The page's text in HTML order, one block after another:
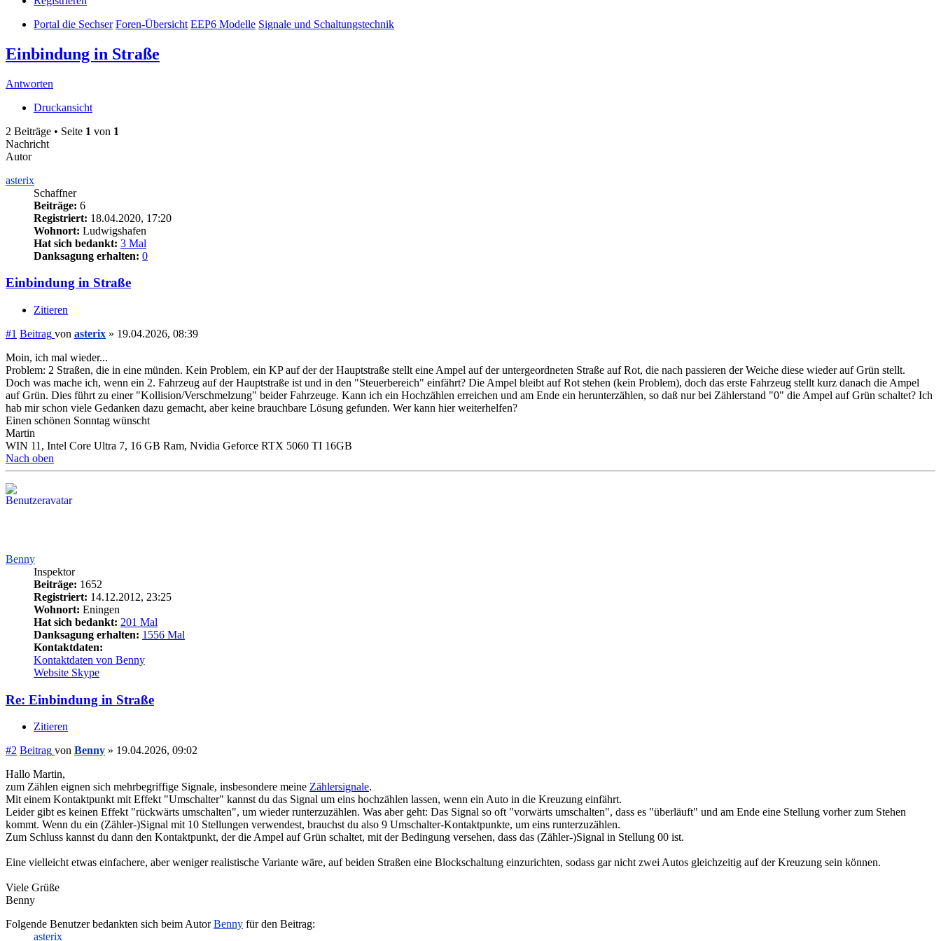
Portal die Sechser Foren-Übersicht EEP6 Modelle Signale und Schaltungstechnik
Einbindung in Straße
Antworten
Druckansicht
2 Beiträge • Seite 1 von 1
Nachricht
Autor
asterix
Schaffner
Beiträge: 6
Registriert: 18.04.2020, 17:20
Wohnort: Ludwigshafen
Hat sich bedankt: 3 Mal
Danksagung erhalten: 0
Einbindung in Straße
Zitieren
#1 Beitrag von asterix » 19.04.2026, 08:39
Moin, ich mal wieder...
Problem: 2 Straßen, die in eine münden. Kein Problem, ein KP auf der der Hauptstraße stellt eine Ampel auf der untergeordneten Straße auf Rot, die nach passieren der Weiche diese wieder auf Grün stellt.
Doch was mache ich, wenn ein 2. Fahrzeug auf der Hauptstraße ist und in den "Steuerbereich" einfährt? Die Ampel bleibt auf Rot stehen (kein Problem), doch das erste Fahrzeug stellt kurz danach die Ampel
auf Grün. Dies führt zu einer "Kollision/Verschmelzung" beider Fahrzeuge. Kann ich ein Hochzählen erreichen und am Ende ein herunterzählen, so daß nur bei Zählerstand "0" die Ampel auf Grün schaltet? Ich
hab mir schon viele Gedanken dazu gemacht, aber keine brauchbare Lösung gefunden. Wer kann hier weiterhelfen?
Einen schönen Sonntag wünscht
Martin
WIN 11, Intel Core Ultra 7, 16 GB Ram, Nvidia Geforce RTX 5060 TI 16GB
Nach oben
Benny
Inspektor
Beiträge: 1652
Registriert: 14.12.2012, 23:25
Wohnort: Eningen
Hat sich bedankt: 201 Mal
Danksagung erhalten: 1556 Mal
Kontaktdaten:
Kontaktdaten von Benny
Website Skype
Re: Einbindung in Straße
Zitieren
#2 Beitrag von Benny » 19.04.2026, 09:02
Hallo Martin,
zum Zählen eignen sich mehrbegriffige Signale, insbesondere meine Zählersignale.
Mit einem Kontaktpunkt mit Effekt "Umschalter" kannst du das Signal um eins hochzählen lassen, wenn ein Auto in die Kreuzung einfährt.
Leider gibt es keinen Effekt "rückwärts umschalten", um wieder runterzuzählen. Was aber geht: Das Signal so oft "vorwärts umschalten", dass es "überläuft" und am Ende eine Stellung vorher zum Stehen
kommt. Wenn du ein (Zähler-)Signal mit 10 Stellungen verwendest, brauchst du also 9 Umschalter-Kontaktpunkte, um eins runterzuzählen.
Zum Schluss kannst du dann den Kontaktpunkt, der die Ampel auf Grün schaltet, mit der Bedingung versehen, dass das (Zähler-)Signal in Stellung 00 ist.
Eine vielleicht etwas einfachere, aber weniger realistische Variante wäre, auf beiden Straßen eine Blockschaltung einzurichten, sodass gar nicht zwei Autos gleichzeitig auf der Kreuzung sein können.
Viele Grüße
Benny
Folgende Benutzer bedankten sich beim AutorBenny für den Beitrag:
asterix